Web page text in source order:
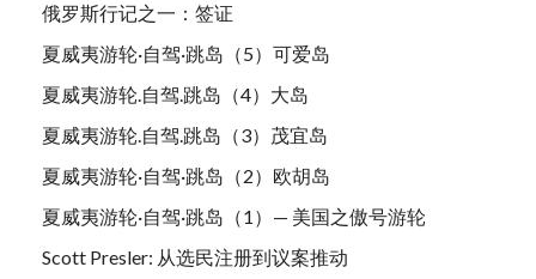
俄罗斯行记之一：签证
夏威夷游轮·自驾·跳岛（5）可爱岛
夏威夷游轮.自驾.跳岛（4）大岛
夏威夷游轮.自驾.跳岛（3）茂宜岛
夏威夷游轮·自驾·跳岛（2）欧胡岛
夏威夷游轮·自驾·跳岛（1）— 美国之傲号游轮
Scott Presler: 从选民注册到议案推动